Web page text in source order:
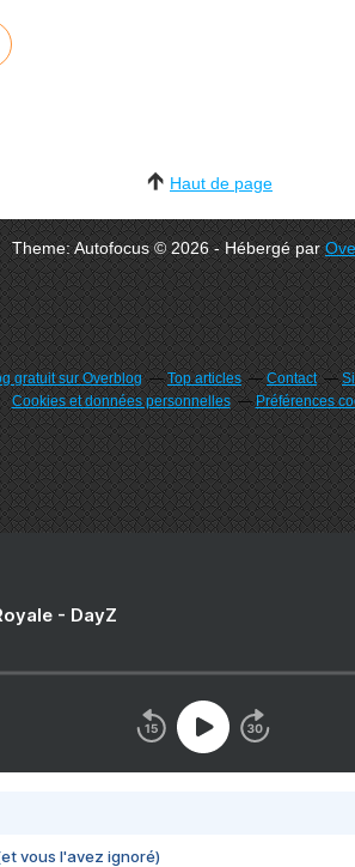
Haut de page
Theme: Autofocus © 2026 - Hébergé par
gratuit sur Overblog Top articles Contact
Cookies et données personnelles
Préférences
- DayZ
vous l'avez ignoré)